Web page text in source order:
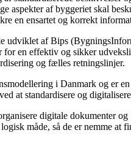
aspekter af byggeriet skal
en ensartet og korrekt
udviklet af Bips
en effektiv og sikker
og fælles retningslinjer.
i Danmark og er
at standardisere og
digitale dokumenter
måde, så de er nemme at